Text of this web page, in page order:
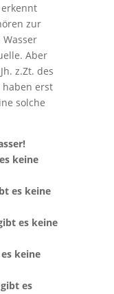
zur
Aber
z.Zt. des
haben erst
solche
keine
es keine
es keine
keine
es